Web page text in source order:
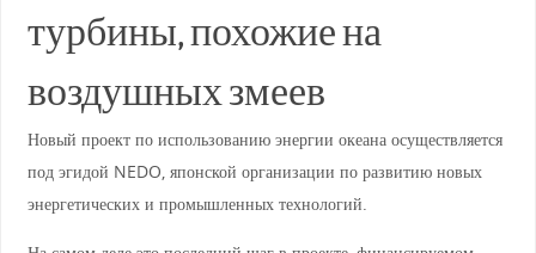
турбины, похожие на
воздушных змеев
Новый проект по использованию энергии океана осуществляется
под эгидой NEDO, японской организации по развитию новых
энергетических и промышленных технологий.